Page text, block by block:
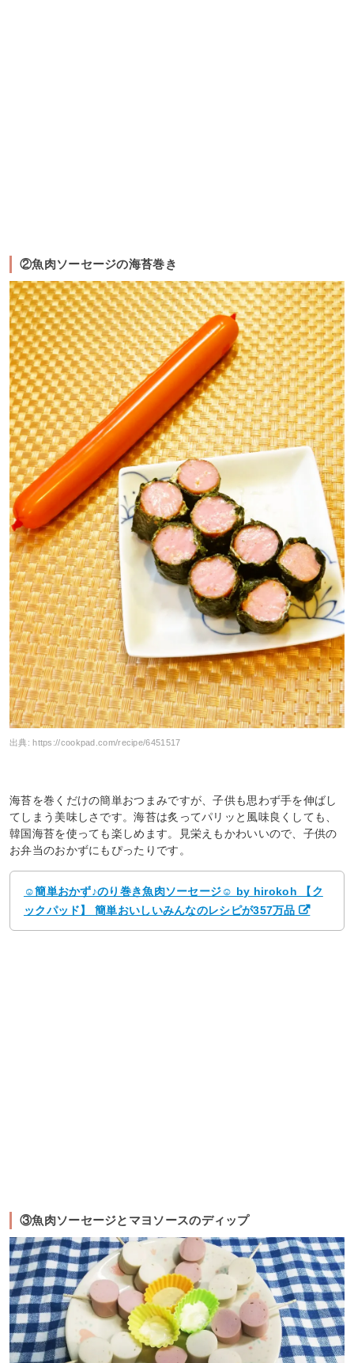
②魚肉ソーセージの海苔巻き
出典: https://cookpad.com/recipe/6451517
海苔を巻くだけの簡単おつまみですが、子供も思わず手を伸ばし
てしまう美味しさです。海苔は炙ってパリッと風味良くしても、
韓国海苔を使っても楽しめます。見栄えもかわいいので、子供の
お弁当のおかずにもぴったりです。
☺簡単おかず♪のり巻き魚肉ソーセージ☺ by hirokoh 【ク
ックパッド】 簡単おいしいみんなのレシピが357万品
③魚肉ソーセージとマヨソースのディップ